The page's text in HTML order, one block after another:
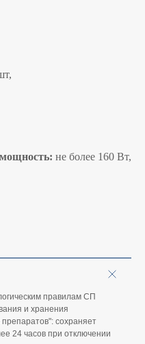
не более 160 Вт,
правилам СП
и хранения
сохраняет
24 часов при отключении